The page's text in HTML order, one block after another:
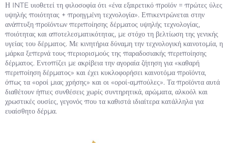
Η INTE υιοθετεί τη φιλοσοφία ότι «ένα εξαιρετικό προϊόν = πρώτες ύλες
υψηλής ποιότητας + προηγμένη τεχνολογία». Επικεντρώνεται στην
ανάπτυξη προϊόντων περιποίησης δέρματος υψηλής τεχνολογίας,
ποιότητας και αποτελεσματικότητας, με στόχο τη βελτίωση της γενικής
υγείας του δέρματος. Με κινητήρια δύναμη την τεχνολογική καινοτομία, η
μάρκα ξεπερνά τους περιορισμούς της παραδοσιακής περιποίησης
δέρματος. Εντοπίζει με ακρίβεια την αγοραία ζήτηση για «καθαρή
περιποίηση δέρματος» και έχει κυκλοφορήσει καινοτόμα προϊόντα,
όπως τα «οροί μιας χρήσης» και οι «οροί-αμπούλες». Τα προϊόντα αυτά
διαθέτουν ήπιες συνθέσεις χωρίς συντηρητικά, αρώματα, αλκοόλ και
χρωστικές ουσίες, γεγονός που τα καθιστά ιδιαίτερα κατάλληλα για
ευαίσθητο δέρμα.